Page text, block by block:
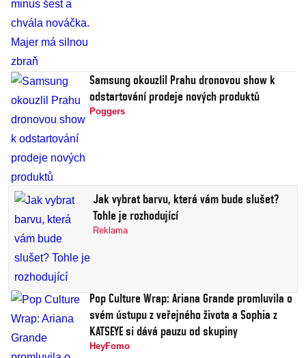
Samsung okouzlil Prahu dronovou show k
odstartování prodeje nových produktů
Poggers
Jak vybrat barvu, která vám bude slušet?
Tohle je rozhodující
Reklama
Pop Culture Wrap: Ariana Grande promluvila o
svém ústupu z veřejného života a Sophia z
KATSEYE si dává pauzu od skupiny
HeyFomo